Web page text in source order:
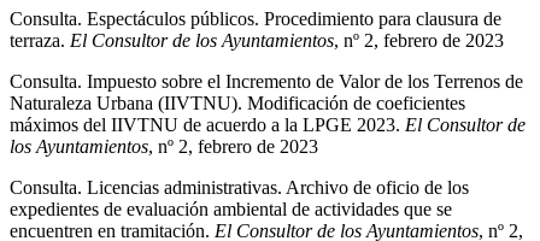
Consulta. Espectáculos públicos. Procedimiento para clausura de
terraza. El Consultor de los Ayuntamientos, nº 2, febrero de 2023
Consulta. Impuesto sobre el Incremento de Valor de los Terrenos de
Naturaleza Urbana (IIVTNU). Modificación de coeficientes
máximos del IIVTNU de acuerdo a la LPGE 2023. El Consultor de
los Ayuntamientos, nº 2, febrero de 2023
Consulta. Licencias administrativas. Archivo de oficio de los
expedientes de evaluación ambiental de actividades que se
encuentren en tramitación. El Consultor de los Ayuntamientos, nº 2,